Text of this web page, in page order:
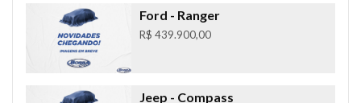
Ford - Ranger
R$ 439.900,00
Jeep - Compass